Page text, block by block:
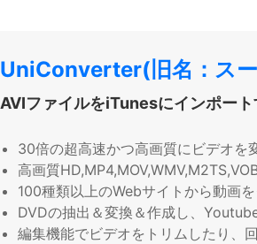
UniConverter(旧名：ス
AVIファイルをiTunesにインポー
30倍の超高速かつ高画質にビデオを
高画質
100種類以上のWebサイトから動画
DVDの抽出＆変換＆作成し、
編集機能でビデオをトリムしたり、